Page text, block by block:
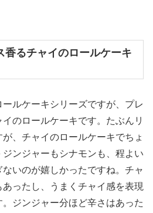
香るチャイのロールケーキ
ルケーキシリーズですが、プレ
のロールケーキです。たぶんリ
、チャイのロールケーキでちょ
ンジャーもシナモンも、程よい
いのが嬉しかったですね。チャ
ったし、うまくチャイ感を表現
ジンジャー分ほど辛さはあった